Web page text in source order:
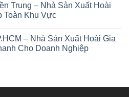
Trung – Nhà Sản Xuất Hoài
Toàn Khu Vực
– Nhà Sản Xuất Hoài Gia
Cho Doanh Nghiệp